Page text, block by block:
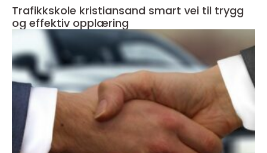
Trafikkskole kristiansand smart vei til trygg
og effektiv opplæring